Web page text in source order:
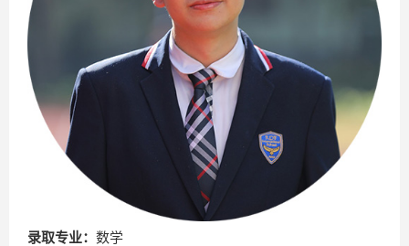
录取专业： 数学